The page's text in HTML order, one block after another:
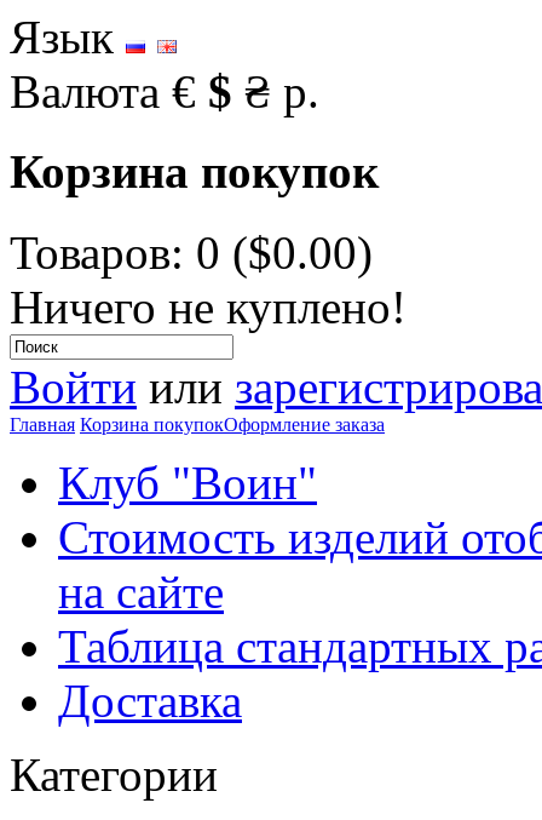
Язык
Валюта € $ ₴ р.
Корзина покупок
Товаров: 0 ($0.00)
Ничего не куплено!
Войти или
Главная Корзина покупокОформление заказа
Клуб "Воин"
Стоимость изделий
на сайте
Таблица стандартных
Доставка
Категории